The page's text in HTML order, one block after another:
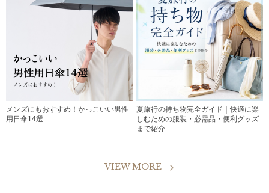
メンズにもおすすめ！かっこいい男性
用日傘14選
夏旅行の持ち物完全ガイド｜快適に楽
しむための服装・必需品・便利グッズ
まで紹介
VIEW MORE